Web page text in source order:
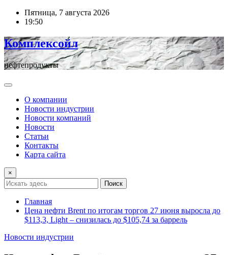
ПерейтиПятница, 7 августа 2026
19:50
Комплексойл
нефтепродукты
О компании
Новости индустрии
Новости компаний
Новости
Статьи
Контакты
Карта сайта
×
Поиск
Главная
Цена нефти Brent по итогам торгов 27 июня выросла до
$113,3, Light – снизилась до $105,74 за баррель
Новости индустрии